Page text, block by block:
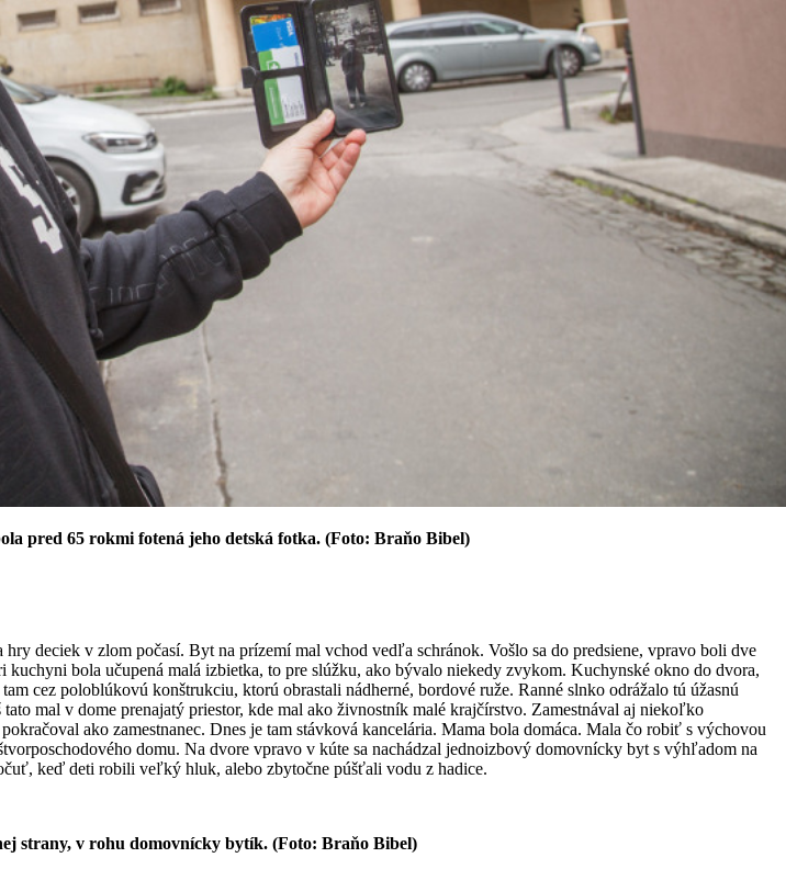
pred 65 rokmi fotená jeho detská fotka. (Foto: Braňo Bibel)
deciek v zlom počasí. Byt na prízemí mal vchod vedľa schránok. Vošlo sa do predsiene, vpravo boli dve
bola učupená malá izbietka, to pre slúžku, ako bývalo niekedy zvykom. Kuchynské okno do dvora,
cez poloblúkovú konštrukciu, ktorú obrastali nádherné, bordové ruže. Ranné slnko odrážalo tú úžasnú
mal v dome prenajatý priestor, kde mal ako živnostník malé krajčírstvo. Zamestnával aj niekoľko
ako zamestnanec. Dnes je tam stávková kancelária. Mama bola domáca. Mala čo robiť s výchovou
domu. Na dvore vpravo v kúte sa nachádzal jednoizbový domovnícky byt s výhľadom na
keď deti robili veľký hluk, alebo zbytočne púšťali vodu z hadice.
strany, v rohu domovnícky bytík. (Foto: Braňo Bibel)